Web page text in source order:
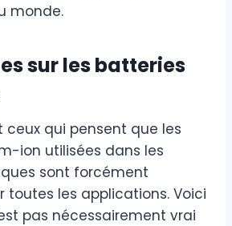
monde.
sur les batteries
ceux qui pensent que les
ion utilisées dans les
sont forcément
toutes les applications. Voici
pas nécessairement vrai